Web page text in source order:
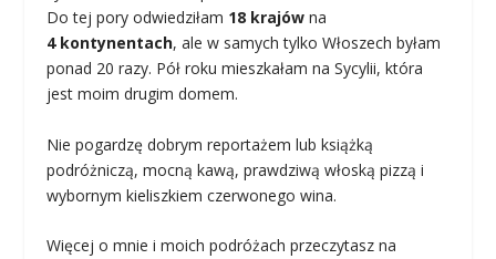
Do tej pory odwiedziłam 18 krajów na
4 kontynentach, ale w samych tylko Włoszech byłam
ponad 20 razy. Pół roku mieszkałam na Sycylii, która
jest moim drugim domem.
Nie pogardzę dobrym reportażem lub książką
podróżniczą, mocną kawą, prawdziwą włoską pizzą i
wybornym kieliszkiem czerwonego wina.
Więcej o mnie i moich podróżach przeczytasz na